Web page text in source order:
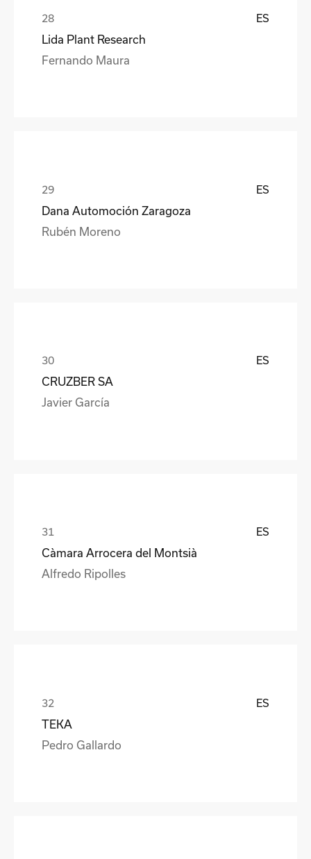
ES
Lida Plant Research
Fernando Maura
ES
Dana Automoción Zaragoza
Rubén Moreno
ES
CRUZBER SA
Javier García
ES
Càmara Arrocera del Montsià
Alfredo Ripolles
ES
TEKA
Pedro Gallardo